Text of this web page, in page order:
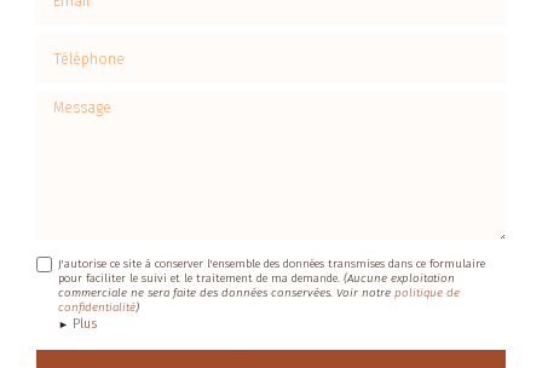
Message
J'autorise ce site à conserver l'ensemble des données transmises dans ce formulaire
pour faciliter le suivi et le traitement de ma demande.(Aucune exploitation
commerciale ne sera faite des données conservées. Voir notrepolitique de
confidentialité)
Plus